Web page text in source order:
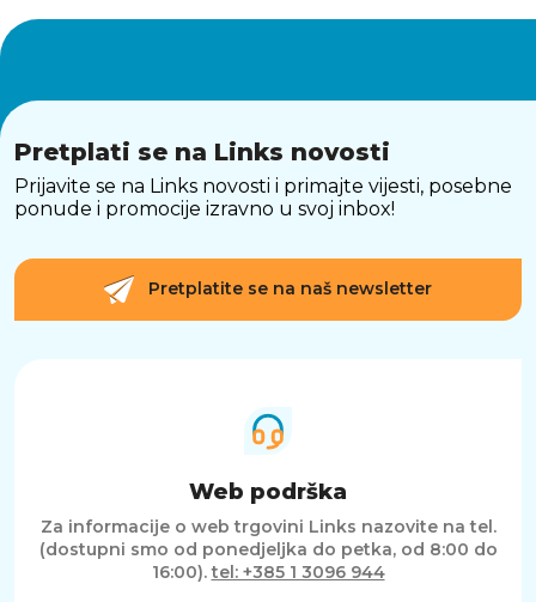
Pretplati se na Links novosti
Prijavite se na Links novosti i primajte vijesti, posebne
ponude i promocije izravno u svoj inbox!
Pretplatite se na naš newsletter
Web podrška
Za informacije o web trgovini Links nazovite na tel.
(dostupni smo od ponedjeljka do petka, od 8:00 do
16:00).tel: +385 1 3096 944